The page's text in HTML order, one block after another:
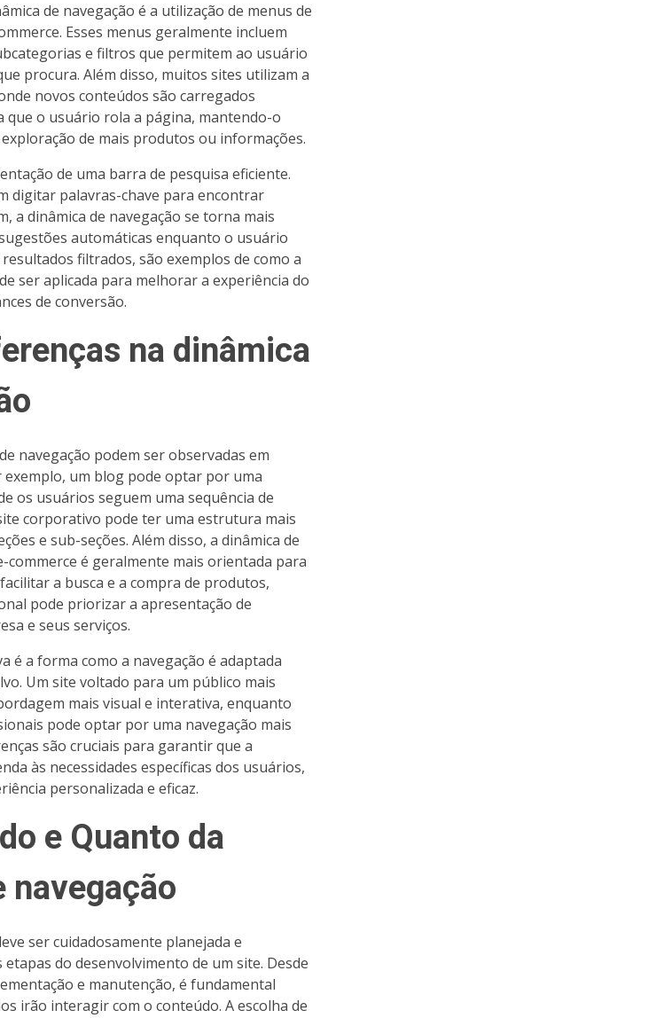
de navegação é a utilização de menus de
Esses menus geralmente incluem
e filtros que permitem ao usuário
procura. Além disso, muitos sites utilizam a
novos conteúdos são carregados
que o usuário rola a página, mantendo-o
de mais produtos ou informações.
de uma barra de pesquisa eficiente.
digitar palavras-chave para encontrar
a dinâmica de navegação se torna mais
automáticas enquanto o usuário
filtrados, são exemplos de como a
ser aplicada para melhorar a experiência do
de conversão.
na dinâmica
navegação podem ser observadas em
exemplo, um blog pode optar por uma
os usuários seguem uma sequência de
corporativo pode ter uma estrutura mais
e sub-seções. Além disso, a dinâmica de
commerce é geralmente mais orientada para
a busca e a compra de produtos,
pode priorizar a apresentação de
e seus serviços.
é a forma como a navegação é adaptada
Um site voltado para um público mais
mais visual e interativa, enquanto
pode optar por uma navegação mais
são cruciais para garantir que a
às necessidades específicas dos usuários,
personalizada e eficaz.
e Quanto da
navegação
ser cuidadosamente planejada e
do desenvolvimento de um site. Desde
e manutenção, é fundamental
irão interagir com o conteúdo. A escolha de